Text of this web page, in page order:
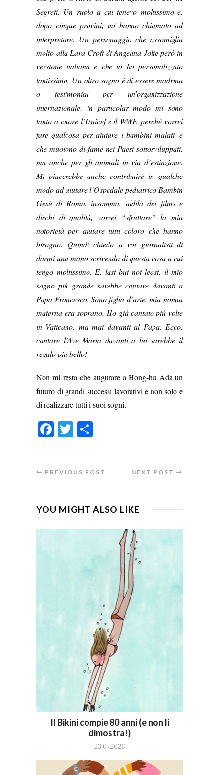
Segreti. Un ruolo a cui tenevo moltissimo e,
dopo cinque provini, mi hanno chiamato ad
interpretare. Un personaggio che assomiglia
molto alla Lara Croft di Angelina Jolie però in
versione italiana e che io ho personalizzato
tantissimo. Un altro sogno è di essere madrina
o testimonial per un’organizzazione
internazionale, in particolar modo mi sono
tanto a cuore l’Unicef e il WWF, perché vorrei
fare qualcosa per aiutare i bambini malati, e
che muoiono di fame nei Paesi sottosviluppati,
ma anche per gli animali in via d’estinzione.
Mi piacerebbe anche contribuire in qualche
modo ad aiutare l’Ospedale pediatrico Bambin
Gesù di Roma, insomma, aldilà dei films e
dischi di qualità, vorrei “sfruttare” la mia
notorietà per aiutare tutti coloro che hanno
bisogno. Quindi chiedo a voi giornalisti di
darmi una mano scrivendo di questa cosa a cui
tengo moltissimo. E, last but not least, il mio
sogno più grande sarebbe cantare davanti a
Papa Francesco. Sono figlia d’arte, mia nonna
materna era soprano. Ho già cantato più volte
in Vaticano, ma mai davanti al Papa. Ecco,
cantare l’Ave Maria davanti a lui sarebbe il
regalo più bello!
Non mi resta che augurare a Hong-hu Ada un
futuro di grandi successi lavorativi e non solo e
di realizzare tutti i suoi sogni.
Facebook
Twitter
PREVIOUS POST NEXT POST
YOU MIGHT ALSO LIKE
Il Bikini compie 80 anni (e non li
dimostra!)
23.07.2026